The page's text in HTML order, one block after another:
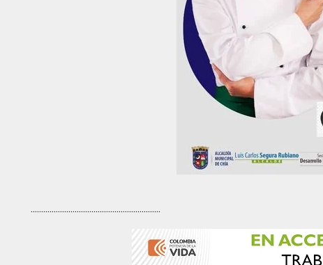
..............................................................